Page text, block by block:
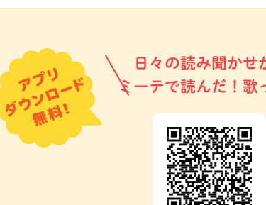
日々の読み聞か
ミーテで読んだ！歌